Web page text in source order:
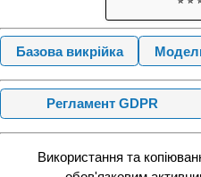
Базова викрійка
Регламент GDPR
Використання та